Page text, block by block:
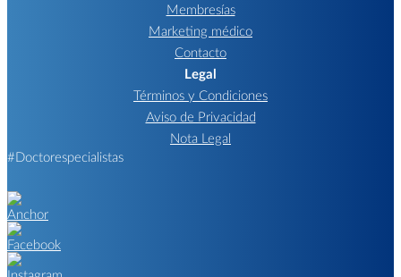
Membresías
Marketing médico
Contacto
Legal
Términos y Condiciones
Aviso de Privacidad
Nota Legal
#Doctorespecialistas